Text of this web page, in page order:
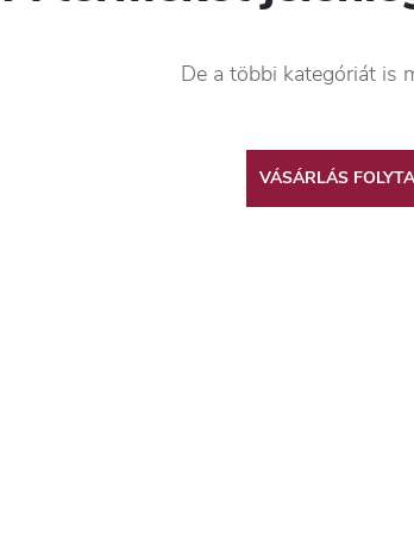
De a többi kategóriát is
VÁSÁRLÁS